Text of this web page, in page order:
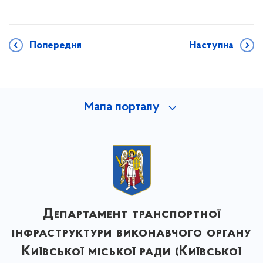
Попередня Наступна
Мапа порталу
Департамент транспортної
інфраструктури виконавчого органу
Київської міської ради (Київської